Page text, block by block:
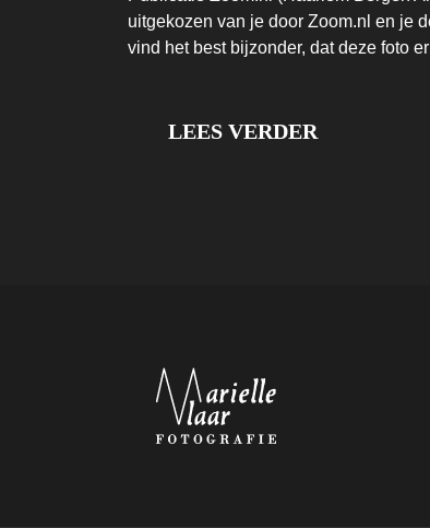
uitgekozen van je door Zoom.nl en je
vind het best bijzonder, dat deze foto
LEES VERDER